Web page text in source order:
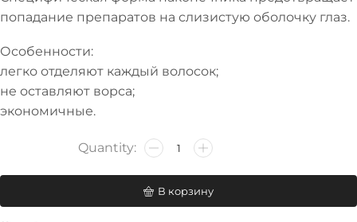
попадание препаратов на слизистую оболочку глаз.
Особенности:
легко отделяют каждый волосок;
не оставляют ворса;
экономичные.
В корзину